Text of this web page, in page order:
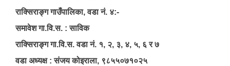
राक्सिराङ्ग गाउँपालिका, वडा नं. ४:-
समावेश गा.वि.स. : साविक
राक्सिराङ्ग गा.वि.स. वडा नं. १, २, ३, ४, ५, ६ र ७
वडा अध्यक्ष : संजय कोइराला, ९८५५०७१०२५